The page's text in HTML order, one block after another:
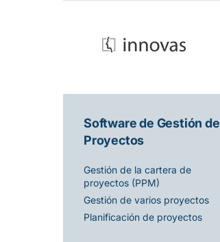
Software de Gestión de
Proyectos
Gestión de la cartera de
proyectos (PPM)
Gestión de varios proyectos
Planificación de proyectos